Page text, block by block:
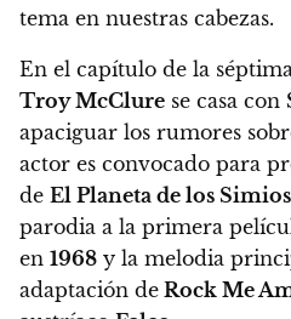
tema en nuestras cabezas.
En el capítulo de la
Troy McClure se casa con
apaciguar los rumores
actor es convocado para
de El Planeta de los Simios
parodia a la primera
en 1968 y la melodia
adaptación de Rock Me